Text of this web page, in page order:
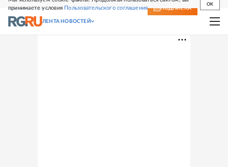
принимаете условия Пользовательского соглашения
OK
СВЕЖИЙ НОМЕР ПОДПИСКА
ЛЕНТА НОВОСТЕЙ